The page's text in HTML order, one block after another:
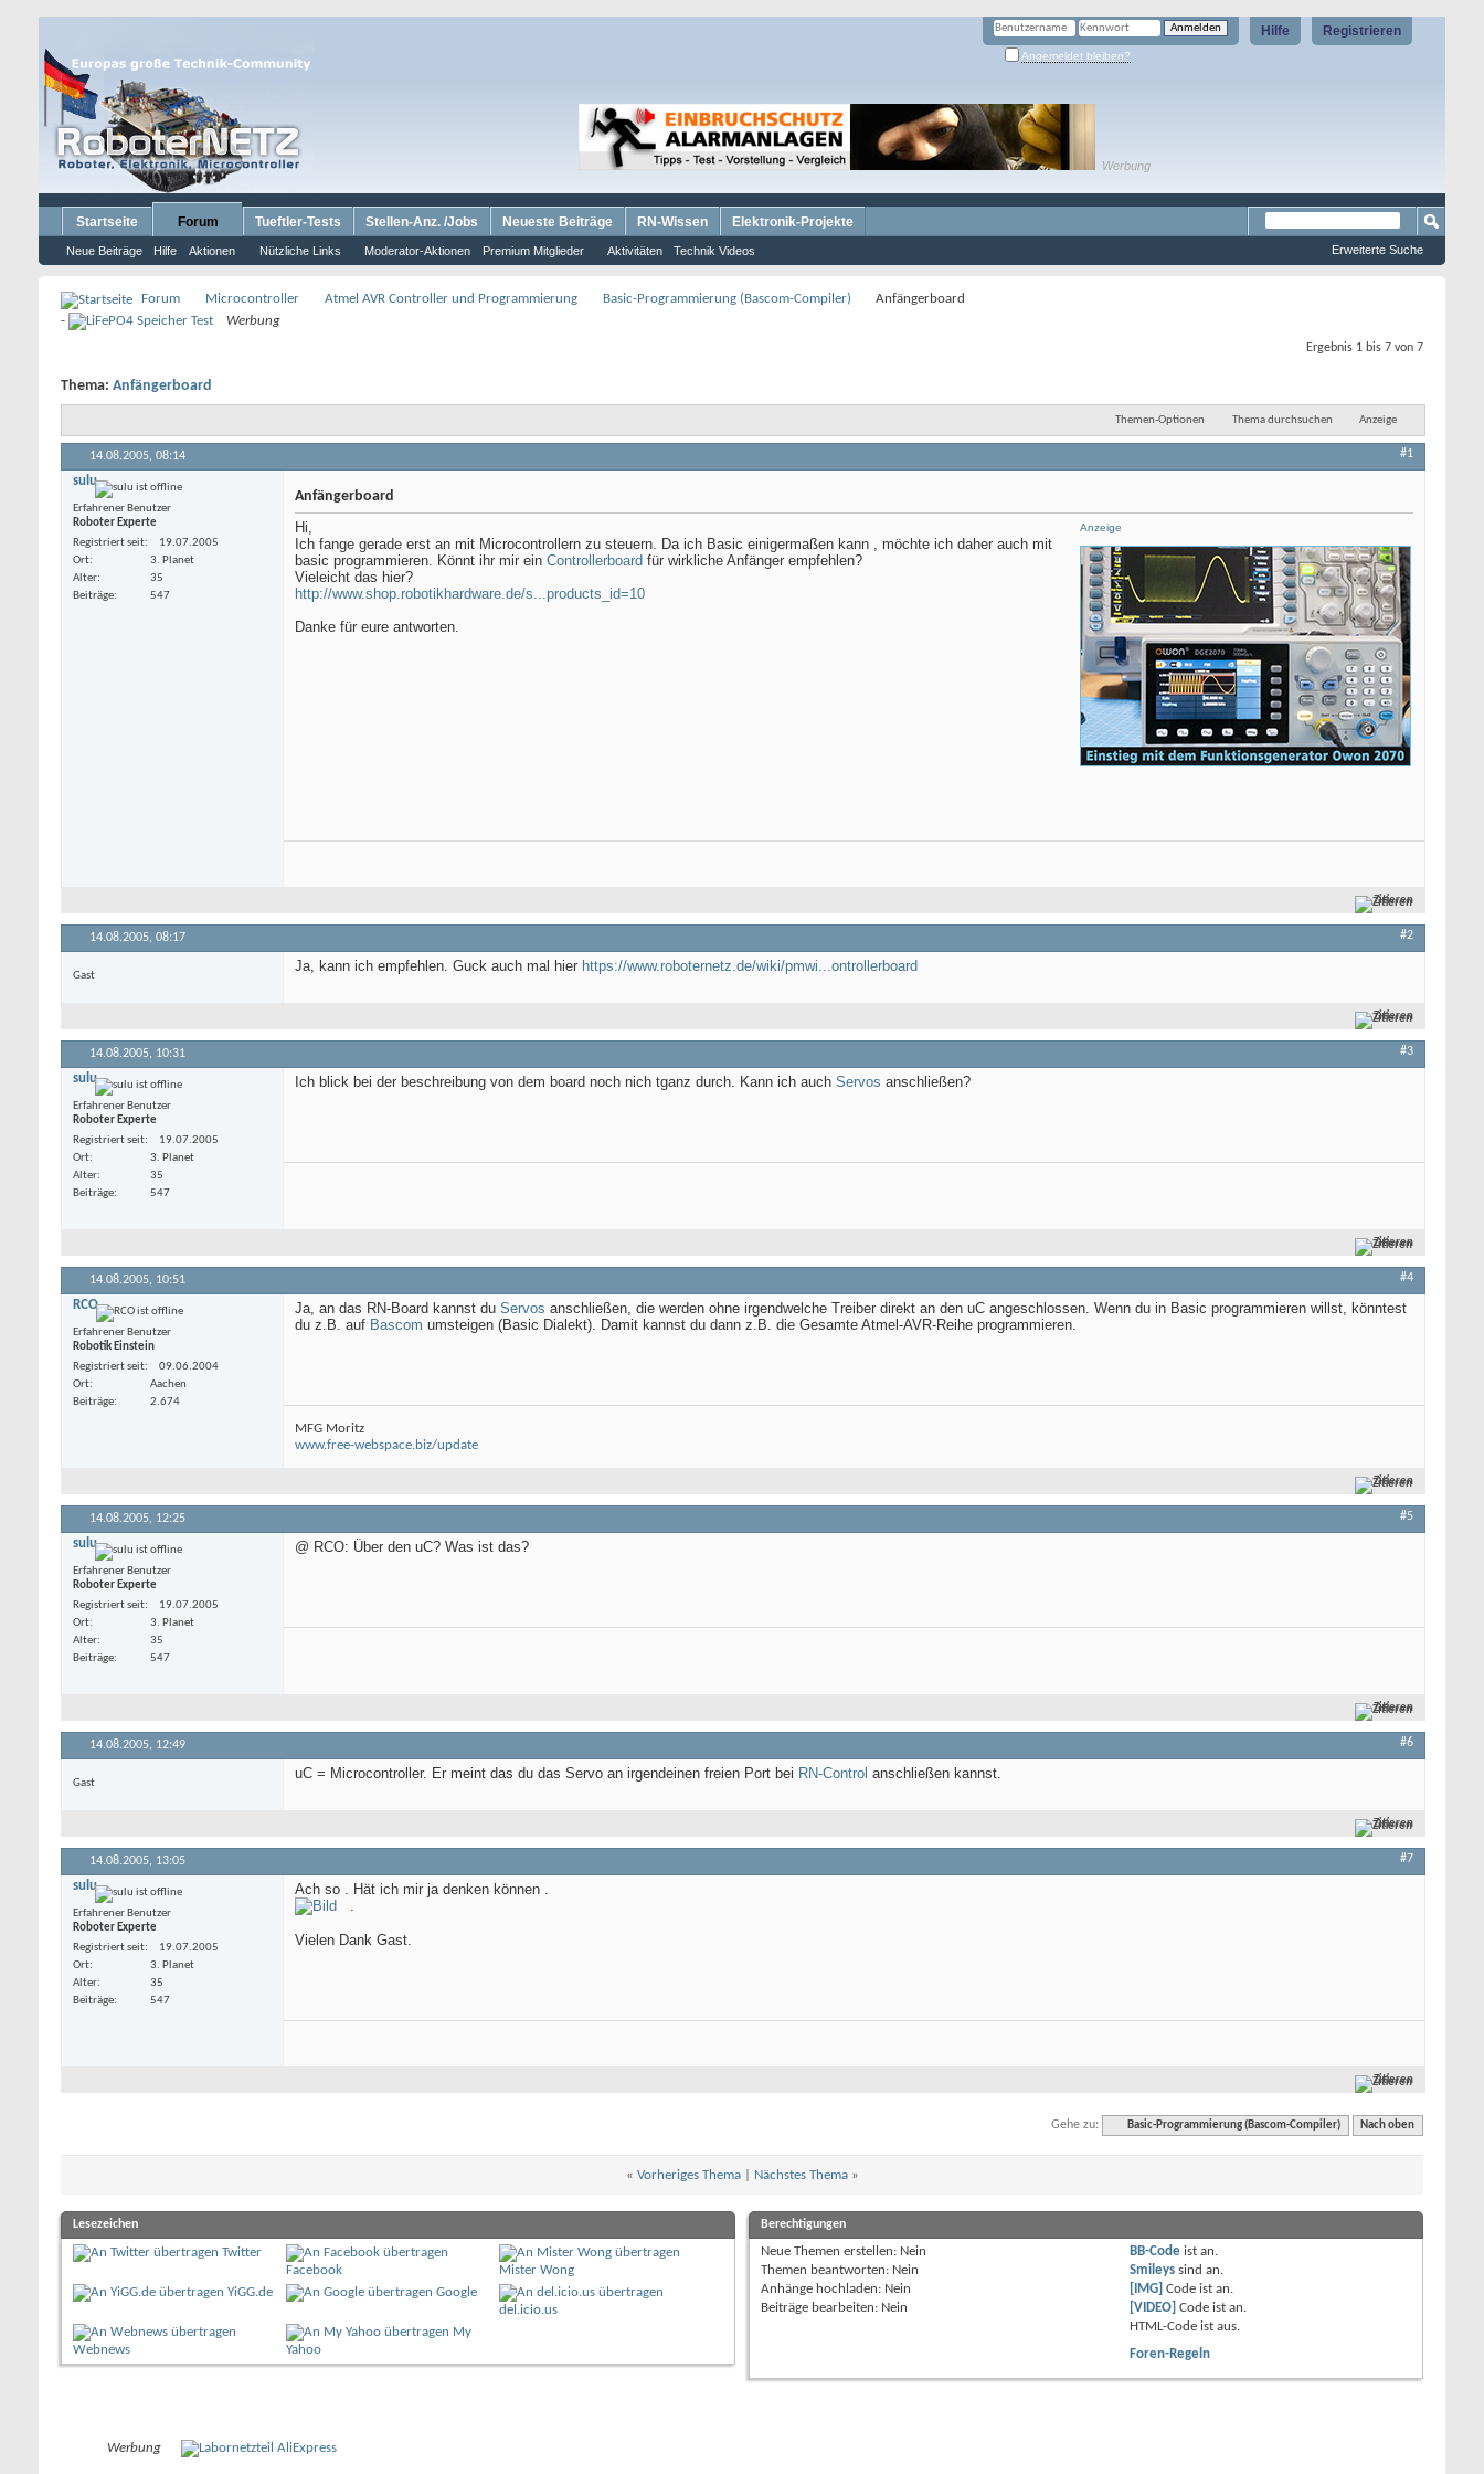
Registrieren
Hilfe
Angemeldet bleiben?
Werbung
Startseite Forum
Neue Beiträge Hilfe Aktionen Nützliche Links Moderator-Aktionen Premium Mitglieder Aktivitäten Technik Videos
Tueftler-Tests Stellen-Anz. /Jobs Neueste Beiträge RN-Wissen Elektronik-Projekte
Erweiterte Suche
Forum Microcontroller Atmel AVR Controller und Programmierung Basic-Programmierung (Bascom-Compiler)
Anfängerboard
-
Werbung
Ergebnis 1 bis 7 von 7
Thema: Anfängerboard
Themen-Optionen Thema durchsuchen Anzeige
14.08.2005, 08:14 #1
sulu
Erfahrener Benutzer
Roboter Experte
Registriert seit
19.07.2005
Ort
3. Planet
Alter
35
Beiträge
547
Anfängerboard
Anzeige
Hi,
Ich fange gerade erst an mit Microcontrollern zu steuern. Da ich Basic einigermaßen kann , möchte ich daher auch mit
basic programmieren. Könnt ihr mir ein Controllerboard für wirkliche Anfänger empfehlen?
Vieleicht das hier?
http://www.shop.robotikhardware.de/s...products_id=10
Danke für eure antworten.
Zitieren
14.08.2005, 08:17 #2
Gast
Ja, kann ich empfehlen. Guck auch mal hier https://www.roboternetz.de/wiki/pmwi...ontrollerboard
Zitieren
14.08.2005, 10:31 #3
sulu
Erfahrener Benutzer
Roboter Experte
Registriert seit
19.07.2005
Ort
3. Planet
Alter
35
Beiträge
547
Ich blick bei der beschreibung von dem board noch nich tganz durch. Kann ich auch Servos anschließen?
Zitieren
14.08.2005, 10:51 #4
RCO
Erfahrener Benutzer
Robotik Einstein
Registriert seit
09.06.2004
Ort
Aachen
Beiträge
2.674
Ja, an das RN-Board kannst du Servos anschließen, die werden ohne irgendwelche Treiber direkt an den uC angeschlossen. Wenn du in Basic programmieren willst, könntest
du z.B. auf Bascom umsteigen (Basic Dialekt). Damit kannst du dann z.B. die Gesamte Atmel-AVR-Reihe programmieren.
MFG Moritz
www.free-webspace.biz/update
Zitieren
14.08.2005, 12:25 #5
sulu
Erfahrener Benutzer
Roboter Experte
Registriert seit
19.07.2005
Ort
3. Planet
Alter
35
Beiträge
547
@ RCO: Über den uC? Was ist das?
Zitieren
14.08.2005, 12:49 #6
Gast
uC = Microcontroller. Er meint das du das Servo an irgendeinen freien Port bei RN-Control anschließen kannst.
Zitieren
14.08.2005, 13:05 #7
sulu
Erfahrener Benutzer
Roboter Experte
Registriert seit
19.07.2005
Ort
3. Planet
Alter
35
Beiträge
547
Ach so . Hät ich mir ja denken können .
.
Vielen Dank Gast.
Zitieren
Gehe zu: Basic-Programmierung (Bascom-Compiler) Nach oben
« Vorheriges Thema| Nächstes Thema »
Lesezeichen
Twitter
Facebook
Mister Wong
YiGG.de
Google
del.icio.us
Webnews
My
Yahoo
Berechtigungen
Neue Themen erstellen: Nein
Themen beantworten: Nein
Anhänge hochladen: Nein
Beiträge bearbeiten: Nein
BB-Code istan.
Smileys sindan.
[IMG] Code istan.
[VIDEO] Code istan.
HTML-Code istaus.
Foren-Regeln
Werbung